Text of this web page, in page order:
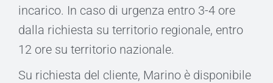
incarico. In caso di urgenza entro 3-4 ore
dalla richiesta su territorio regionale, entro
12 ore su territorio nazionale.
Su richiesta del cliente, Marino è disponibile